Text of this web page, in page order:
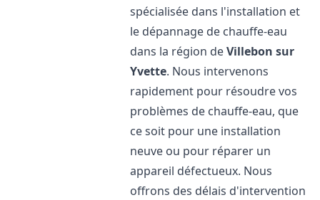
spécialisée dans l'installation et
le dépannage de chauffe-eau
dans la région deVillebon sur
Yvette. Nous intervenons
rapidement pour résoudre vos
problèmes de chauffe-eau, que
ce soit pour une installation
neuve ou pour réparer un
appareil défectueux. Nous
offrons des délais d'intervention